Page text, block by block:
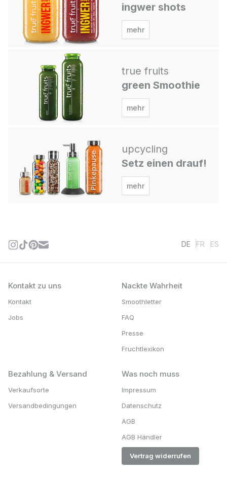
ingwer shots
mehr
true fruits
green Smoothie
mehr
upcycling
Setz einen drauf!
mehr
DE FR ES
Kontakt zu uns
Kontakt
Jobs
Nackte Wahrheit
Smoothletter
FAQ
Presse
Fruchtlexikon
Bezahlung & Versand
Verkaufsorte
Versandbedingungen
Was noch muss
Impressum
Datenschutz
AGB
AGB Händler
Vertrag widerrufen